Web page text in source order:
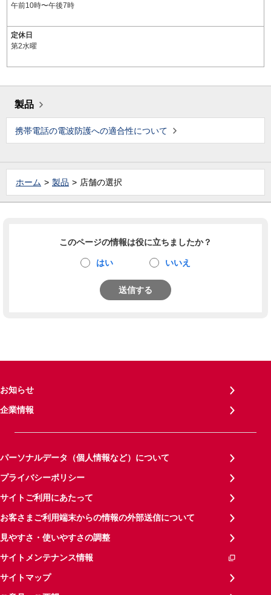
午前10時〜午後7時
定休日
第2水曜
製品
携帯電話の電波防護への適合性について
ホーム 製品 店舗の選択
このページの情報は役に立ちましたか？
はい いいえ
送信する
お知らせ
企業情報
パーソナルデータ（個人情報など）について
プライバシーポリシー
サイトご利用にあたって
お客さまご利用端末からの情報の外部送信について
見やすさ・使いやすさの調整
サイトメンテナンス情報
サイトマップ